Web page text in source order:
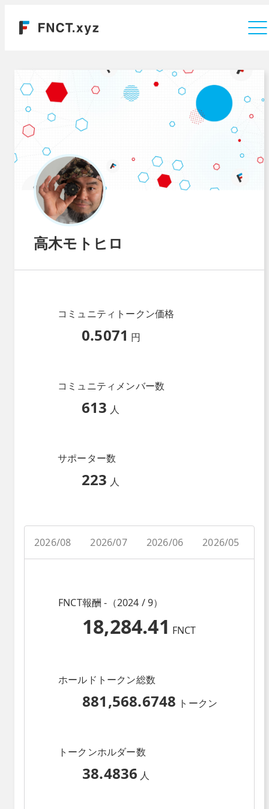
高木モトヒロ
コミュニティトークン価格
0.5071 円
コミュニティメンバー数
613 人
サポーター数
223 人
2026/08 2026/07 2026/06 2026/05
FNCT報酬 -（2024 / 9）
18,284.41 FNCT
ホールドトークン総数
881,568.6748 トークン
トークンホルダー数
38.4836 人